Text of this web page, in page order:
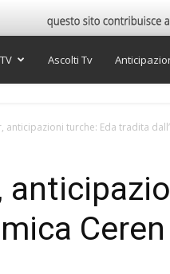
Ascolti Tv
anticipazioni turche: Eda tradita
Ceren